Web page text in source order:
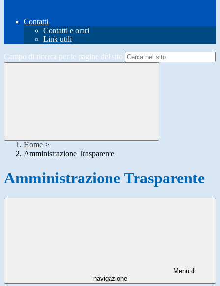
Contatti
Contatti e orari
Link utili
Campo di ricerca per le pagine del sito
Home >
Amministrazione Trasparente
Amministrazione Trasparente
Menu di
navigazione